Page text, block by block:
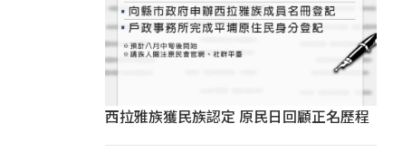
西拉雅族獲民族認定 原民日回顧正名歷程